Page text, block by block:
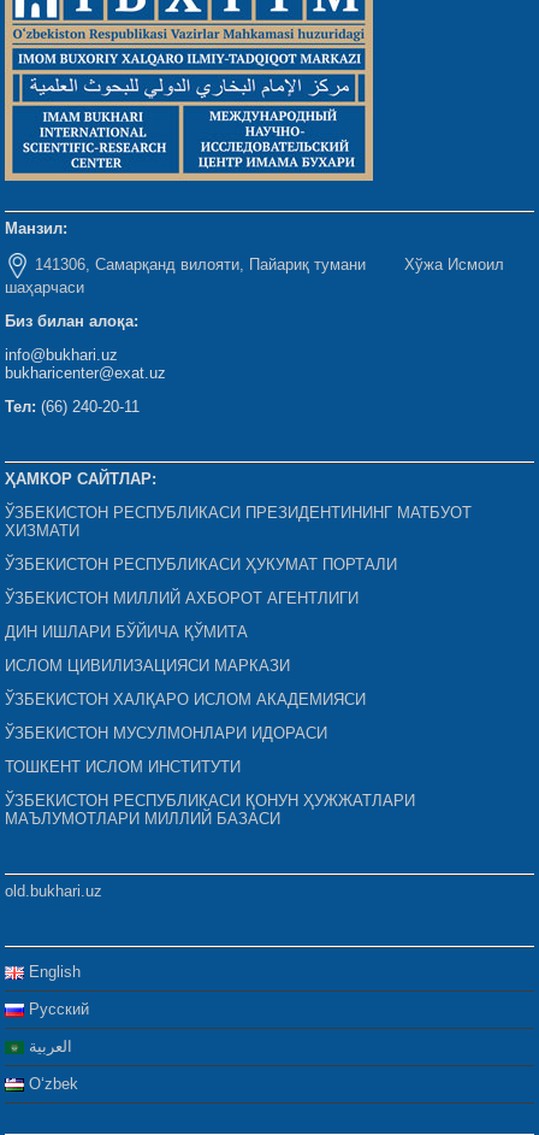
Манзил:
141306, Самарқанд вилояти, Пайариқ тумани Хўжа Исмоил
шаҳарчаси
Биз билан алоқа:
info@bukhari.uz
bukharicenter@exat.uz
Тел: (66) 240-20-11
ҲАМКОР САЙТЛАР:
ЎЗБЕКИСТОН РЕСПУБЛИКАСИ ПРЕЗИДЕНТИНИНГ МАТБУОТ
ХИЗМАТИ
ЎЗБЕКИСТОН РЕСПУБЛИКАСИ ҲУКУМАТ ПОРТАЛИ
ЎЗБЕКИСТОН МИЛЛИЙ АХБОРОТ АГЕНТЛИГИ
ДИН ИШЛАРИ БЎЙИЧА ҚЎМИТА
ИСЛОМ ЦИВИЛИЗАЦИЯСИ МАРКАЗИ
ЎЗБЕКИСТОН ХАЛҚАРО ИСЛОМ АКАДЕМИЯСИ
ЎЗБЕКИСТОН МУСУЛМОНЛАРИ ИДОРАСИ
ТОШКЕНТ ИСЛОМ ИНСТИТУТИ
ЎЗБЕКИСТОН РЕСПУБЛИКАСИ ҚОНУН ҲУЖЖАТЛАРИ
МАЪЛУМОТЛАРИ МИЛЛИЙ БАЗАСИ
old.bukhari.uz
English
Русский
العربية
Oʻzbek